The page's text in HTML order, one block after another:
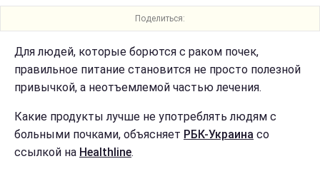
Поделиться:
Для людей, которые борются с раком почек,
правильное питание становится не просто полезной
привычкой, а неотъемлемой частью лечения.
Какие продукты лучше не употреблять людям с
больными почками, объясняет РБК-Украина со
ссылкой на Healthline.